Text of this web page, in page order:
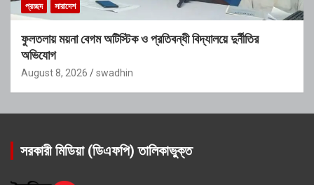
প্রচ্ছদ সারাদেশ
ফুলতলায় ময়না বেগম অটিস্টিক ও প্রতিবন্ধী বিদ্যালয়ে দুর্নীতির
অভিযোগ
August 8, 2026 swadhin
সরকারী মিডিয়া (ডিএফপি) তালিকাভুক্ত